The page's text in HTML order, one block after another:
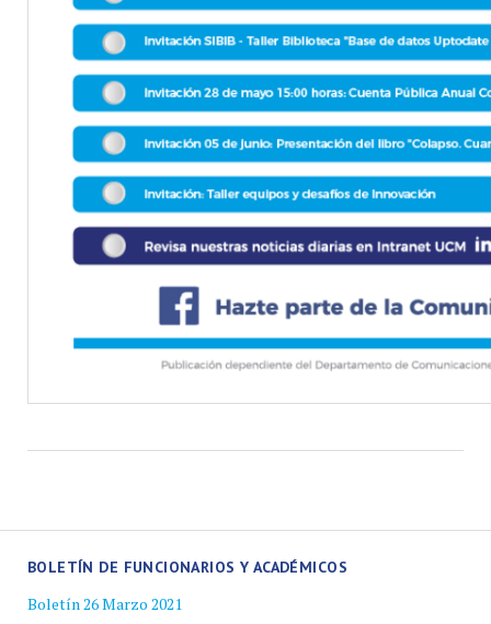
BOLETÍN DE FUNCIONARIOS Y ACADÉMICOS
Boletín 26 Marzo 2021